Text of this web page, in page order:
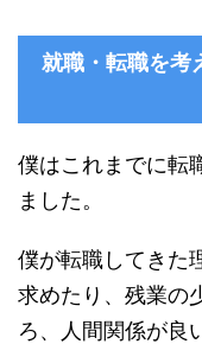
就職・転職を考
僕はこれまでに転
ました。
僕が転職してきた
求めたり、残業の
ろ、人間関係が良